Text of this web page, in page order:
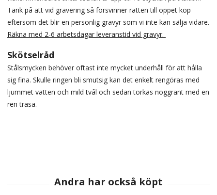
Tänk på att vid gravering så försvinner rätten till öppet köp
eftersom det blir en personlig gravyr som vi inte kan sälja vidare.
Räkna med 2-6 arbetsdagar leveranstid vid gravyr.
Skötselråd
Stålsmycken behöver oftast inte mycket underhåll för att hålla
sig fina. Skulle ringen bli smutsig kan det enkelt rengöras med
ljummet vatten och mild tvål och sedan torkas noggrant med en
ren trasa.